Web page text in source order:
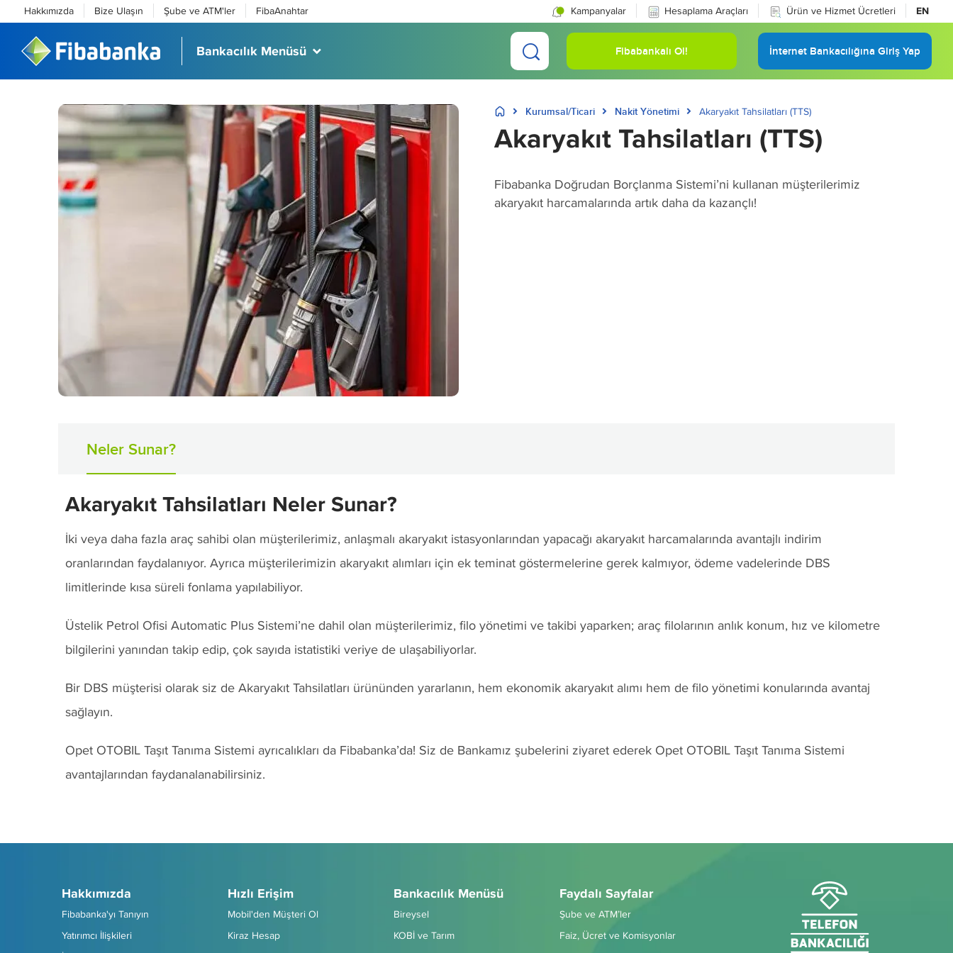
Kampanyalar Hesaplama Araçları Ürün ve Hizmet Ücretleri EN
Hakkımızda Bize Ulaşın Şube ve ATM'ler FibaAnahtar
Bankacılık Menüsü Fibabankalı Ol! İnternet Bankacılığına Giriş Yap
Kurumsal/Ticari Nakit Yönetimi Akaryakıt Tahsilatları (TTS)
Akaryakıt Tahsilatları (TTS)
Fibabanka Doğrudan Borçlanma Sistemi’ni kullanan müşterilerimiz
akaryakıt harcamalarında artık daha da kazançlı!
Neler Sunar?
Akaryakıt Tahsilatları Neler Sunar?
İki veya daha fazla araç sahibi olan müşterilerimiz, anlaşmalı akaryakıt istasyonlarından yapacağı akaryakıt harcamalarında avantajlı indirim
oranlarından faydalanıyor. Ayrıca müşterilerimizin akaryakıt alımları için ek teminat göstermelerine gerek kalmıyor, ödeme vadelerinde DBS
limitlerinde kısa süreli fonlama yapılabiliyor.
Üstelik Petrol Ofisi Automatic Plus Sistemi’ne dahil olan müşterilerimiz, filo yönetimi ve takibi yaparken; araç filolarının anlık konum, hız ve kilometre
bilgilerini yanından takip edip, çok sayıda istatistiki veriye de ulaşabiliyorlar.
Bir DBS müşterisi olarak siz de Akaryakıt Tahsilatları ürününden yararlanın, hem ekonomik akaryakıt alımı hem de filo yönetimi konularında avantaj
sağlayın.
Opet OTOBIL Taşıt Tanıma Sistemi ayrıcalıkları da Fibabanka’da! Siz de Bankamız şubelerini ziyaret ederek Opet OTOBIL Taşıt Tanıma Sistemi
avantajlarından faydanalanabilirsiniz.
Hakkımızda
Fibabanka'yı Tanıyın
Yatırımcı İlişkileri
Hızlı Erişim
Mobil'den Müşteri Ol
Kiraz Hesap
Bankacılık Menüsü
Bireysel
KOBİ ve Tarım
Faydalı Sayfalar
Şube ve ATM’ler
Faiz, Ücret ve Komisyonlar